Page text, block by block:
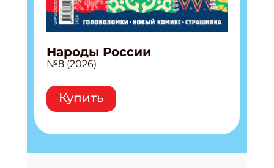
Народы России
№8 (2026)
Купить